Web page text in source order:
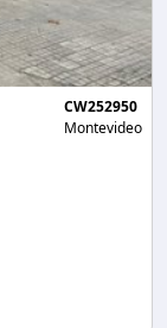
CW252950
Montevideo